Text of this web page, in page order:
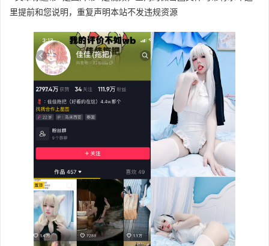
里提前和您说明，重复声明本站不发违规资源